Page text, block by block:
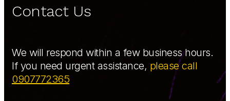
Contact Us
We will respond within a few business hours.
If you need urgent assistance, please call
0907772365